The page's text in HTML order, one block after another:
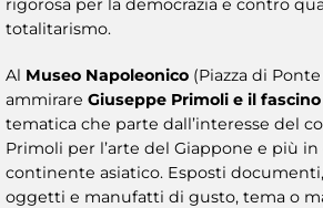
totalitarismo.
Al Museo Napoleonico (Piazza di
ammirare Giuseppe Primoli e il
tematica che parte dall’interesse del
Primoli per l’arte del Giappone e più
continente asiatico. Esposti
oggetti e manufatti di gusto, tema o